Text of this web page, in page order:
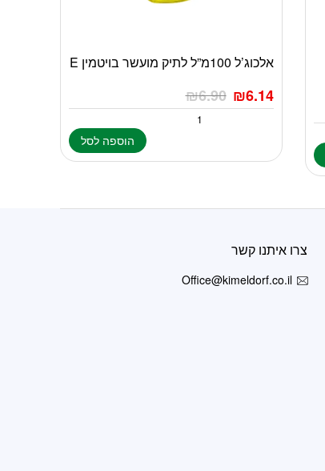
אלכוג’ל 100מ”ל לתיק מועשר בויטמין E
₪6.90 ₪6.14
הוספה לסל
צרו איתנו קשר
Office@kimeldorf.co.il